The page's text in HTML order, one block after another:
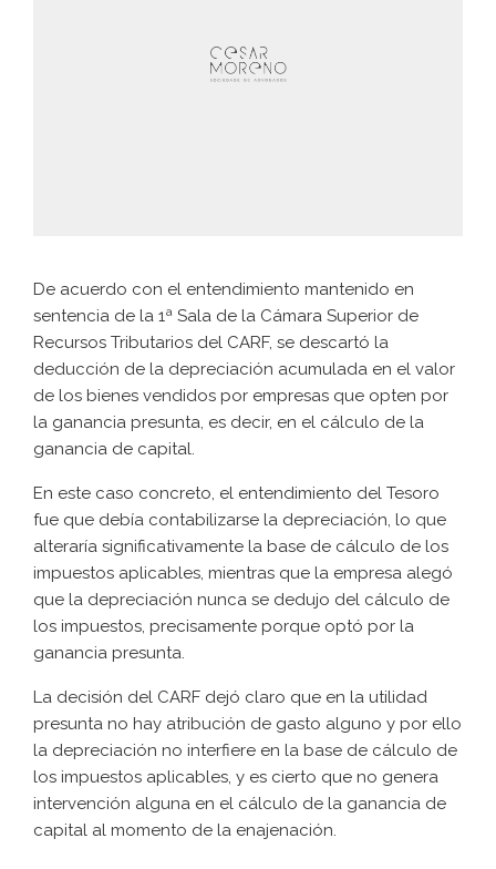
De acuerdo con el entendimiento mantenido en
sentencia de la 1ª Sala de la Cámara Superior de
Recursos Tributarios del CARF, se descartó la
deducción de la depreciación acumulada en el valor
de los bienes vendidos por empresas que opten por
la ganancia presunta, es decir, en el cálculo de la
ganancia de capital.
En este caso concreto, el entendimiento del Tesoro
fue que debía contabilizarse la depreciación, lo que
alteraría significativamente la base de cálculo de los
impuestos aplicables, mientras que la empresa alegó
que la depreciación nunca se dedujo del cálculo de
los impuestos, precisamente porque optó por la
ganancia presunta.
La decisión del CARF dejó claro que en la utilidad
presunta no hay atribución de gasto alguno y por ello
la depreciación no interfiere en la base de cálculo de
los impuestos aplicables, y es cierto que no genera
intervención alguna en el cálculo de la ganancia de
capital al momento de la enajenación.